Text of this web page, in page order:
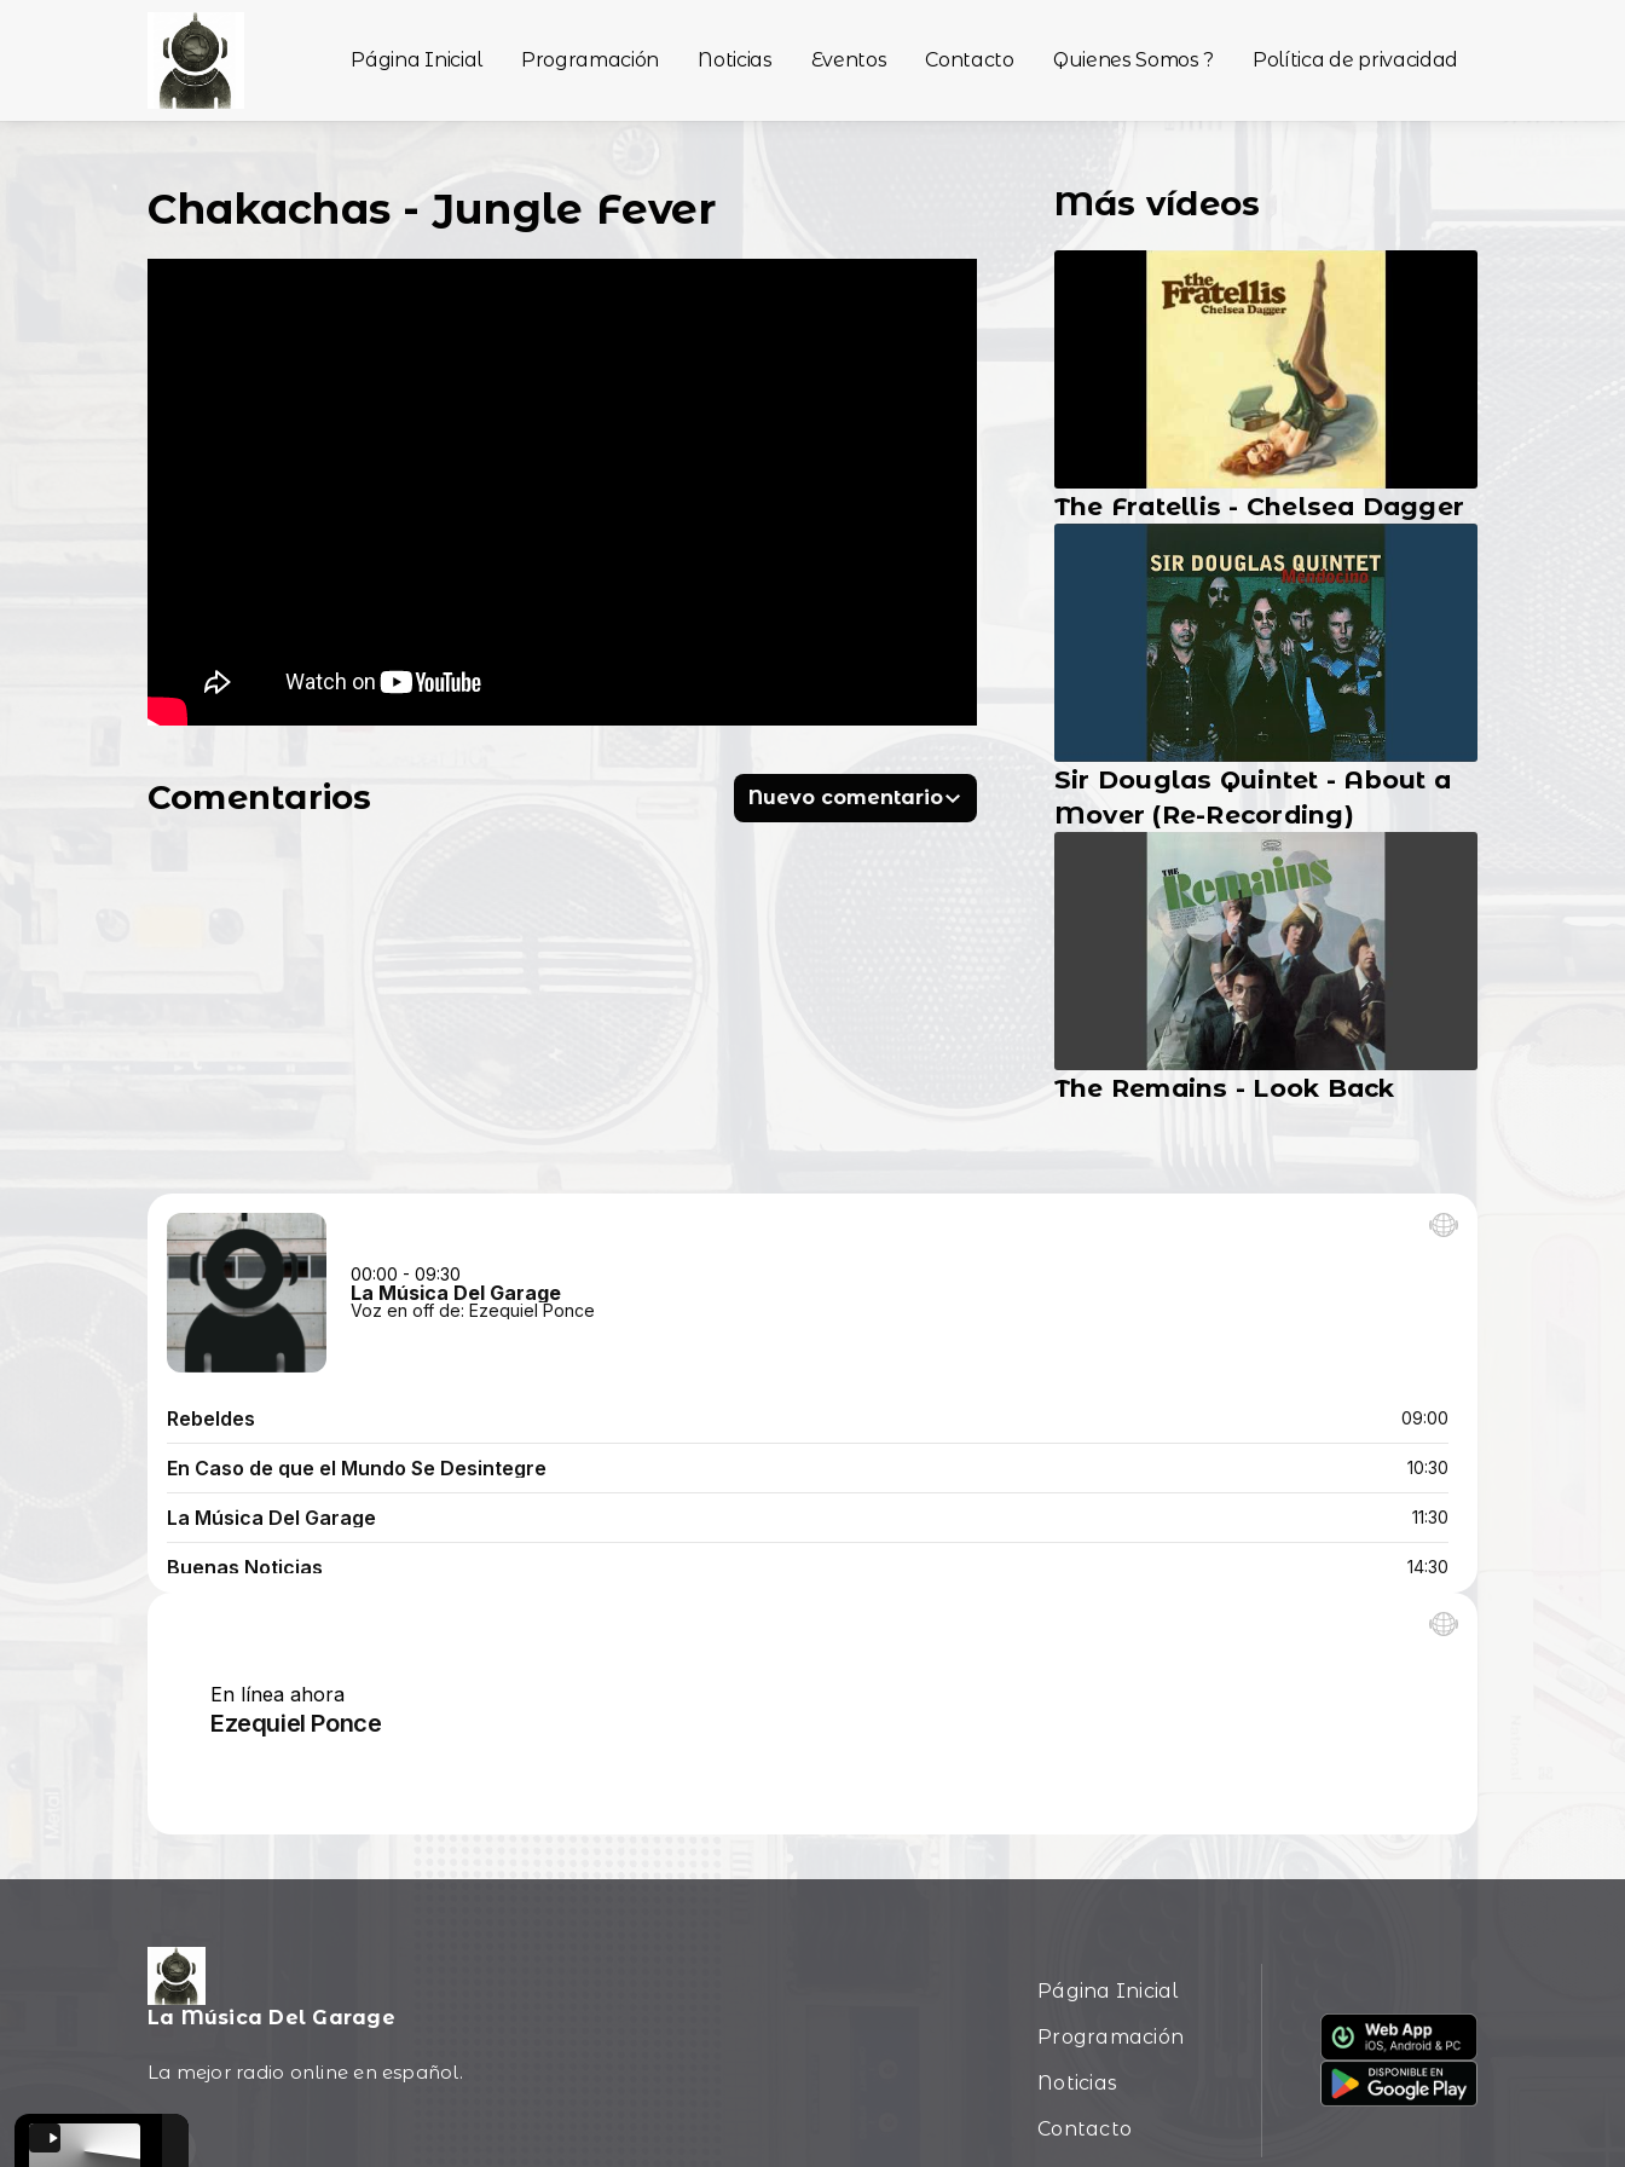
Página Inicial Programación Noticias Eventos Contacto Quienes Somos ? Política de privacidad
Chakachas - Jungle Fever Más vídeos
The Fratellis - Chelsea Dagger
Sir Douglas Quintet - About a
Mover (Re-Recording)
The Remains - Look Back
Comentarios Nuevo comentario
La Música Del Garage
La mejor radio online en español.
Página Inicial
Programación
Noticias
Contacto